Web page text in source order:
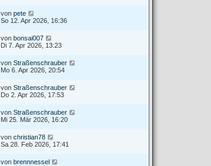
von pete
So 12. Apr 2026, 16:36
von bonsai007
Di 7. Apr 2026, 13:23
von Straßenschrauber
Mo 6. Apr 2026, 20:54
von Straßenschrauber
Do 2. Apr 2026, 17:53
von Straßenschrauber
Mi 25. Mär 2026, 16:20
von christian78
Sa 28. Feb 2026, 17:41
von brennnessel